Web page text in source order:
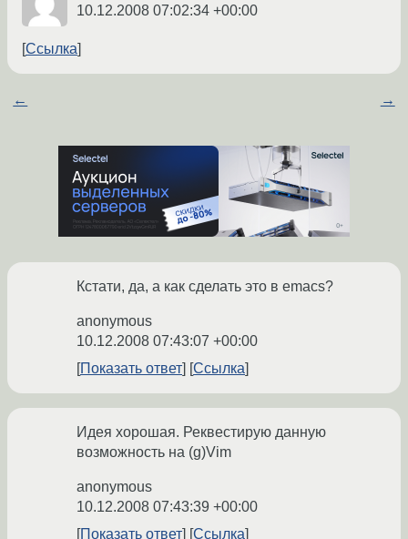
10.12.2008 07:02:34 +00:00
Ссылка
← →
Кстати, да, а как сделать это в emacs?
anonymous
10.12.2008 07:43:07 +00:00
Показать ответ
Ссылка
Идея хорошая. Реквестирую данную
возможность на (g)Vim
anonymous
10.12.2008 07:43:39 +00:00
Показать ответ
Ссылка